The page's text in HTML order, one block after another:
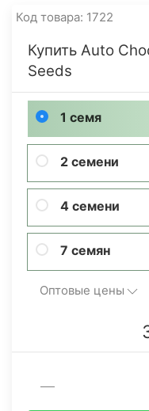
Код товара: 1722
Купить Auto
Seeds
1 семя
2 семени
4 семени
7 семян
Оптовые цены